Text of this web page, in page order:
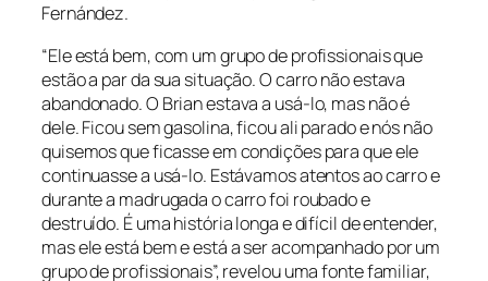
Fernández.
“Ele está bem, com um grupo de profissionais que
estão a par da sua situação. O carro não estava
abandonado. O Brian estava a usá-lo, mas não é
dele. Ficou sem gasolina, ficou ali parado e nós não
quisemos que ficasse em condições para que ele
continuasse a usá-lo. Estávamos atentos ao carro e
durante a madrugada o carro foi roubado e
destruído. É uma história longa e difícil de entender,
mas ele está bem e está a ser acompanhado por um
grupo de profissionais”, revelou uma fonte familiar,